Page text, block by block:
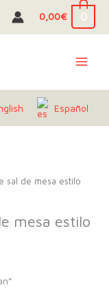
0,00€ 0
Español
sal de mesa estilo
mesa estilo